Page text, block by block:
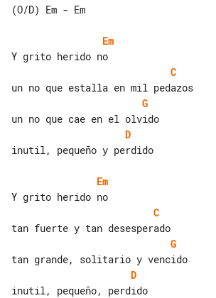
(O/D) Em - Em
Em
C
G
D
inutil, pequeño y perdido
Em
C
G
D
inutil, pequeño, perdido